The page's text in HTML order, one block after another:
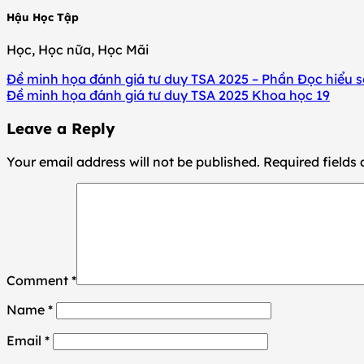
Hậu Học Tập
Học, Học nữa, Học Mãi
Đề minh họa đánh giá tư duy TSA 2025 – Phần Đọc hiểu
Đề minh họa đánh giá tư duy TSA 2025 Khoa học 19
Leave a Reply
Your email address will not be published. Required fields
Comment *
Name *
Email *